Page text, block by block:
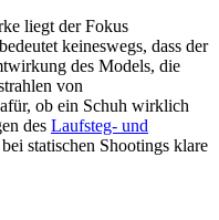
liegt der Fokus
keineswegs, dass der
des Models, die
von
ob ein Schuh wirklich
des Laufsteg- und
statischen Shootings klare